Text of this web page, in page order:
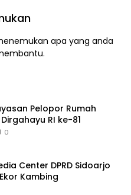
apa yang anda
Pelopor Rumah
RI ke-81
0
Center DPRD Sidoarjo
Kambing